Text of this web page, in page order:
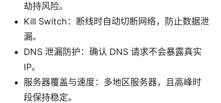
劫持风险。
Kill Switch：断线时自动切断网络，防止数据泄
漏。
DNS 泄漏防护：确认 DNS 请求不会暴露真实
IP。
服务器覆盖与速度：多地区服务器，且高峰时
段保持稳定。